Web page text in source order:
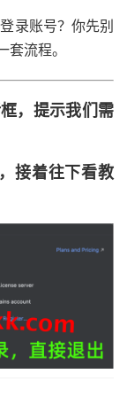
录账号？你先别
流程。
，提示我们需
接着往下看教